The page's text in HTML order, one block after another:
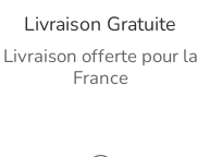
Livraison Gratuite
Livraison offerte pour la
France